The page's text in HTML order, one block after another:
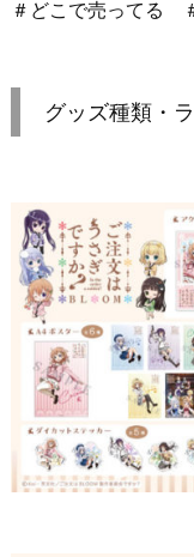
＃どこで売ってる
グッズ種類・